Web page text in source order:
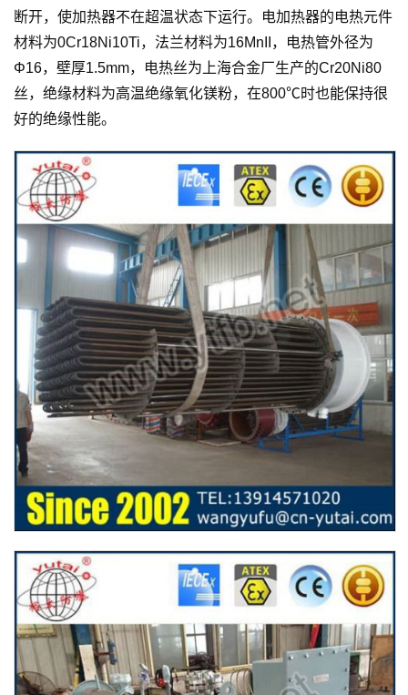
断开，使加热器不在超温状态下运行。电加热器的电热元件
材料为0Cr18Ni10Ti，法兰材料为16MnII，电热管外径为
Φ16，壁厚1.5mm，电热丝为上海合金厂生产的Cr20Ni80
丝，绝缘材料为高温绝缘氧化镁粉，在800℃时也能保持很
好的绝缘性能。